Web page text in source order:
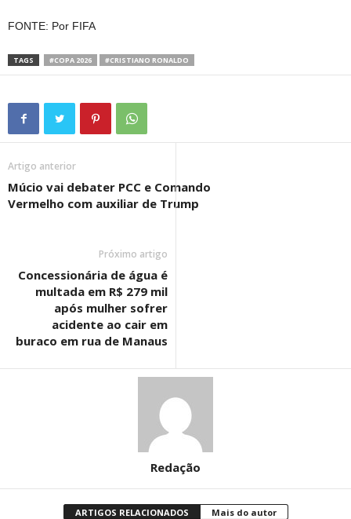
FONTE: Por FIFA
TAGS #COPA 2026 #CRISTIANO RONALDO
Artigo anterior
Múcio vai debater PCC e Comando
Vermelho com auxiliar de Trump
Próximo artigo
Concessionária de água é
multada em R$ 279 mil
após mulher sofrer
acidente ao cair em
buraco em rua de Manaus
Redação
ARTIGOS RELACIONADOS Mais do autor